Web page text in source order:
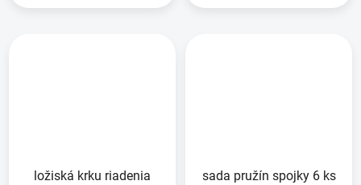
ložiská krku riadenia
sada pružín spojky 6 ks